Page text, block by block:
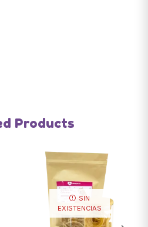
Products
SIN
EXISTENCIAS